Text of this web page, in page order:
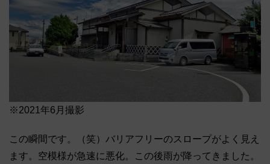
※2021年6月撮影
この瞬間です。（笑）バリアフリーのスロープがよく見え
ます。空模様が急速に悪化。この後雨が降ってきました。